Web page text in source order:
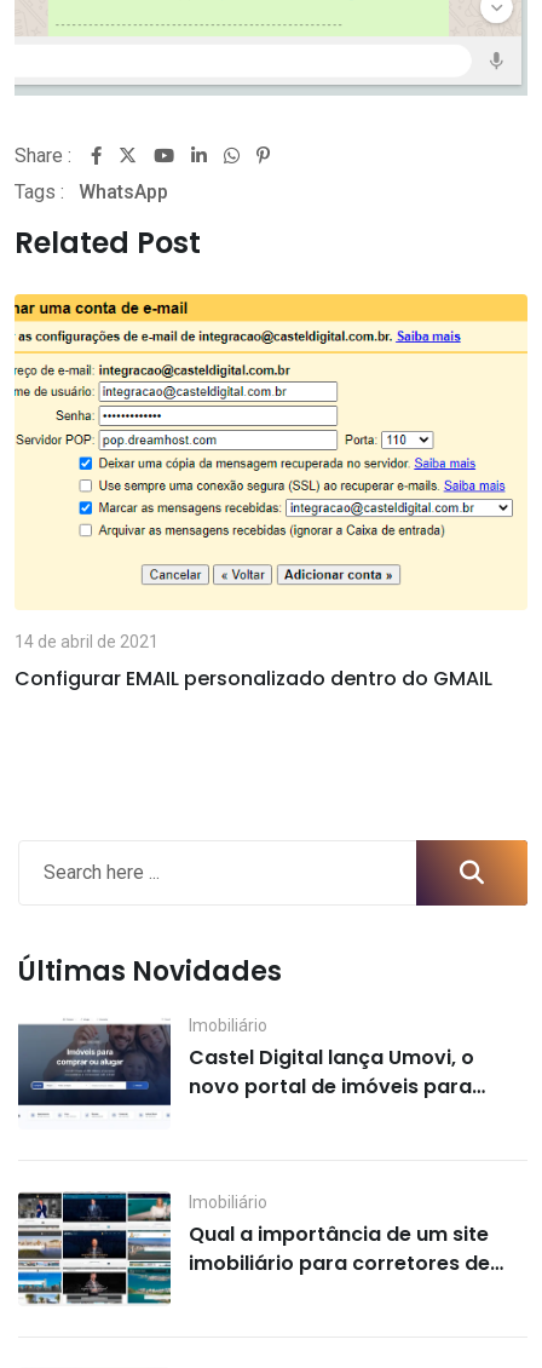
Share : YoutubeLinkedInWhatsapp
Pinterest
Tags : WhatsApp
Related Post
14 de abril de 2021
Configurar EMAIL personalizado dentro do GMAIL
Últimas Novidades
Imobiliário
Castel Digital lança Umovi, o
novo portal de imóveis para
Imobiliário
Qual a importância de um site
imobiliário para corretores de